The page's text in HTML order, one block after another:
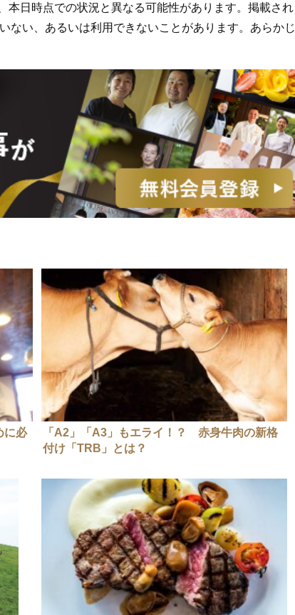
本日時点での状況と異なる可能性があります。掲載され
ない、あるいは利用できないことがあります。あらかじ
に必
「A2」「A3」もエライ！？ 赤身牛肉の新格
付け「TRB」とは？